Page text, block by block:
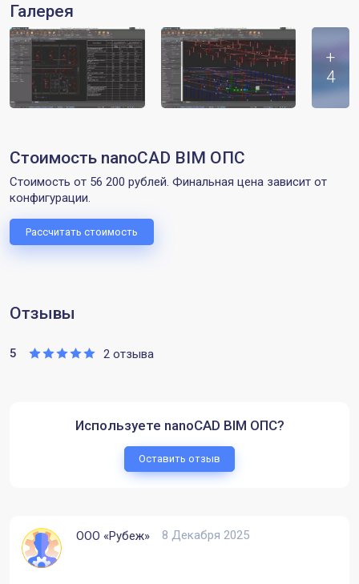
Галерея
+
4
Стоимость nanoCAD BIM ОПС
Стоимость от 56 200 рублей. Финальная цена зависит от
конфигурации.
Рассчитать стоимость
Отзывы
5 2 отзыва
Используете nanoCAD BIM ОПС?
Оставить отзыв
ООО «Рубеж» 8 Декабря 2025